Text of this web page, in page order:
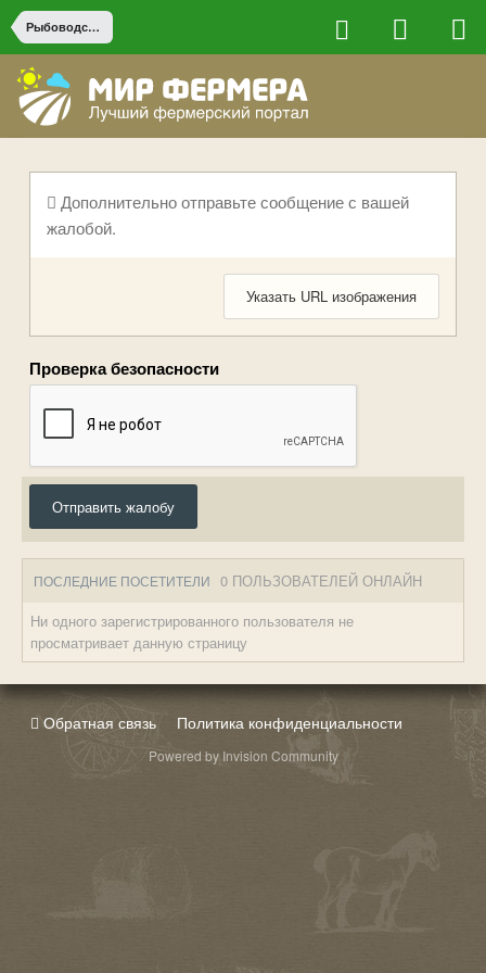
Рыбоводство
Дополнительно отправьте сообщение с вашей
жалобой.
Указать URL изображения
Проверка безопасности
Отправить жалобу
ПОСЛЕДНИЕ ПОСЕТИТЕЛИ 0 ПОЛЬЗОВАТЕЛЕЙ ОНЛАЙН
Ни одного зарегистрированного пользователя не
просматривает данную страницу
Обратная связь Политика конфиденциальности
Powered by Invision Community